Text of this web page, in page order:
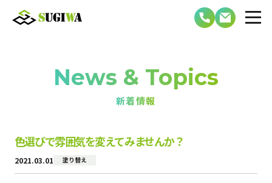
News & Topics
新着情報
色選びで雰囲気を変えてみませんか？
2021.03.01 塗り替え